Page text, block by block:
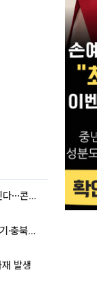
빅뱅, 20주년 기념 '새 뱅봉' 선보인다⋯콘서트 앞두고 팝업 개최
압수수색
발생